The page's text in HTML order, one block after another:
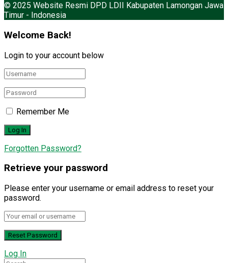
© 2025 Website Resmi DPD LDII Kabupaten Lamongan Jawa
Timur - Indonesia
Welcome Back!
Login to your account below
Remember Me
Forgotten Password?
Retrieve your password
Please enter your username or email address to reset your
password.
Log In